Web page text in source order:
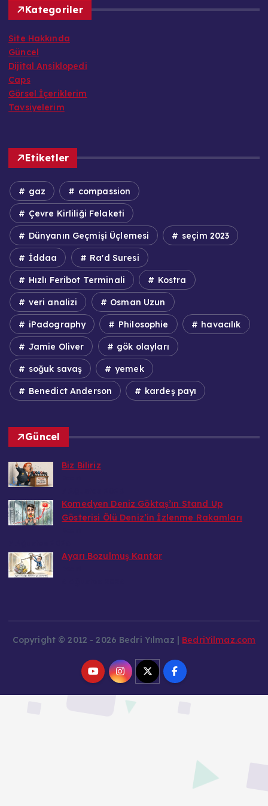
Kategoriler
Site Hakkında
Güncel
Dijital Ansiklopedi
Caps
Görsel İçeriklerim
Tavsiyelerim
Etiketler
gaz compassion
Çevre Kirliliği Felaketi
Dünyanın Geçmişi Üçlemesi seçim 2023
İddaa Ra'd Suresi
Hızlı Feribot Terminali Kostra
veri analizi Osman Uzun
iPadography Philosophie havacılık
Jamie Oliver gök olayları
soğuk savaş yemek
Benedict Anderson kardeş payı
Güncel
Biz Biliriz
Komedyen Deniz Göktaş’ın Stand Up
Gösterisi Ölü Deniz’in İzlenme Rakamları
Ayarı Bozulmuş Kantar
Copyright © 2012 - 2026 Bedri Yılmaz | BedriYilmaz.com